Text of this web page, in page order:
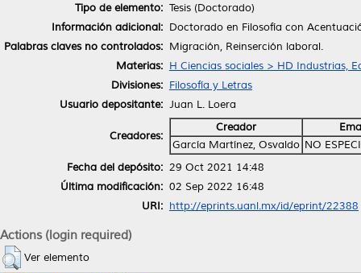
Tipo de elemento: Tesis (Doctorado)
Información adicional: Doctorado en Filosofía con
Palabras claves no controlados: Migración, Reinserción laboral.
Materias: H Ciencias sociales > HD Industrias,
Divisiones: Filosofía y Letras
Usuario depositante: Juan L. Loera
Creadores:
Creador
García Martínez, Osvaldo NO
Fecha del depósito: 29 Oct 2021 14:48
Última modificación: 02 Sep 2022 16:48
URI: http://eprints.uanl.mx/id/eprint/22388
Actions (login required)
Ver elemento